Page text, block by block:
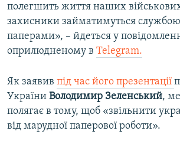
УКРАЇНСЬКА ПРОБЛЕМА КРИМУ
ІНФОГРАФІКА
ДОЛУЧАЙСЯ!
Усі сайти RFE/RL
полегшить життя наших
захисники займатимуться
паперами», – йдеться у
оприлюдненому в Telegram.
Як заявив під час його презентації
України Володимир Зеленський,
полягає в тому, щоб «звільнити
від марудної паперової роботи».